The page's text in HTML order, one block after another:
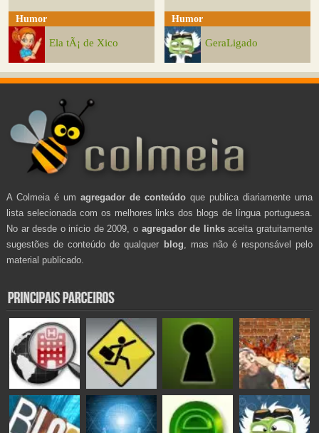
Humor
Ela tÃ¡ de Xico
Humor
GeraLigado
A Colmeia é um agregador de conteúdo que publica diariamente uma
lista selecionada com os melhores links dos blogs de língua portuguesa.
No ar desde o início de 2009, o agregador de linksaceita gratuitamente
sugestões de conteúdo de qualquer blog , mas não é responsável pelo
material publicado.